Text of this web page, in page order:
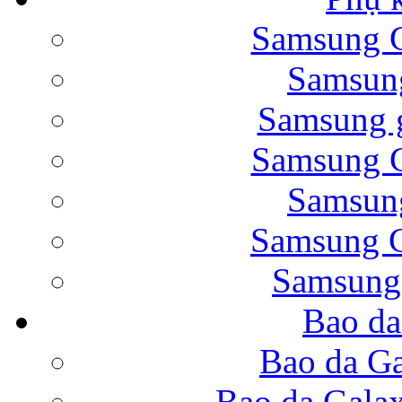
Bao da Samsung
Bao da Galaxy
Nắp lưng Samsung
Samsung
Samsung
Samsung
Bao
Bao da